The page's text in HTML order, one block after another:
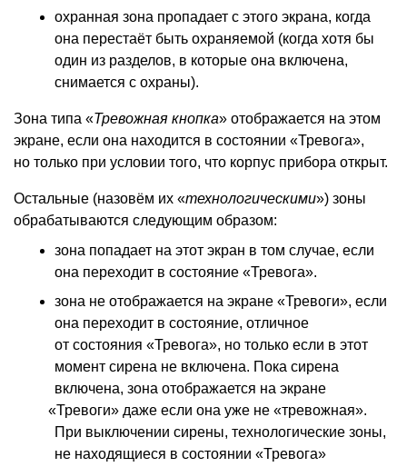
охранная зона пропадает с этого экрана, когда
она перестаёт быть охраняемой (когда хотя бы
один из разделов, в которые она включена,
снимается с охраны).
Зона типа «Тревожная кнопка» отображается на этом
экране, если она находится в состоянии «Тревога»,
но только при условии того, что корпус прибора открыт.
Остальные (назовём их «технологическими») зоны
обрабатываются следующим образом:
зона попадает на этот экран в том случае, если
она переходит в состояние «Тревога».
зона не отображается на экране «Тревоги», если
она переходит в состояние, отличное
от состояния «Тревога», но только если в этот
момент сирена не включена. Пока сирена
включена, зона отображается на экране
«Тревоги» даже если она уже не «тревожная».
При выключении сирены, технологические зоны,
не находящиеся в состоянии «Тревога»